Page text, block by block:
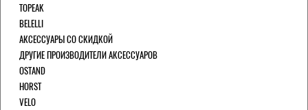
TOPEAK
BELELLI
АКСЕССУАРЫ СО СКИДКОЙ
ДРУГИЕ ПРОИЗВОДИТЕЛИ АКСЕССУАРОВ
OSTAND
HORST
VELO